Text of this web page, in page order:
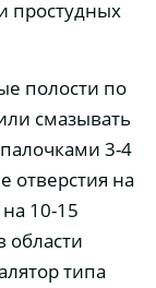
простудных
полости по
смазывать
3-4
отверстия на
10-15
области
типа